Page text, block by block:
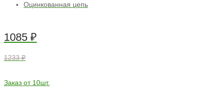
Оцинкованная цепь
1085 ₽
1233 ₽
Заказ от 10шт.